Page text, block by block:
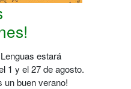
estará
1 y el 27 de agosto.
un buen verano!